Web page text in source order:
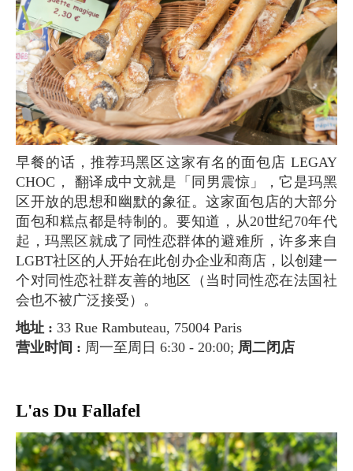
早餐的话，推荐玛黑区这家有名的面包店 LEGAY
CHOC， 翻译成中文就是「同男震惊」，它是玛黑
区开放的思想和幽默的象征。这家面包店的大部分
面包和糕点都是特制的。要知道，从20世纪70年代
起，玛黑区就成了同性恋群体的避难所，许多来自
LGBT社区的人开始在此创办企业和商店，以创建一
个对同性恋社群友善的地区（当时同性恋在法国社
会也不被广泛接受）。
地址 : 33 Rue Rambuteau, 75004 Paris
营业时间 : 周一至周日 6:30 - 20:00; 周二闭店
L'as Du Fallafel